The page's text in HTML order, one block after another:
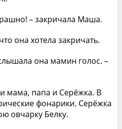
– закричала Маша.
она хотела закричать.
она мамин голос. –
мама, папа и Серёжка. В
фонарики. Серёжка
овчарку Белку.